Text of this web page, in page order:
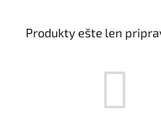
Produkty ešte len